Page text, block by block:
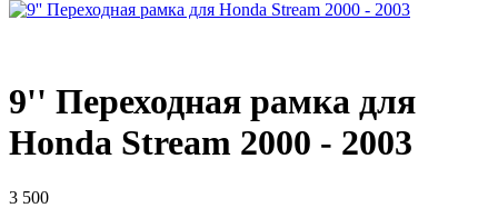
9'' Переходная рамка для
Honda Stream 2000 - 2003
3 500